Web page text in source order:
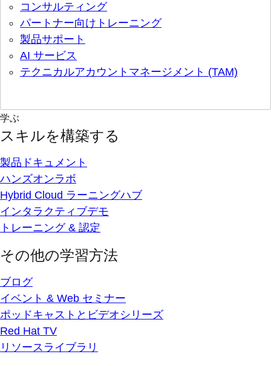
コンサルティング
パートナー向けトレーニング
製品サポート
AI サービス
テクニカルアカウントマネージメント (TAM)
学ぶ
スキルを構築する
製品ドキュメント
ハンズオンラボ
Hybrid Cloud ラーニングハブ
インタラクティブデモ
トレーニング & 認定
その他の学習方法
ブログ
イベント & Web セミナー
ポッドキャストとビデオシリーズ
Red Hat TV
リソースライブラリ